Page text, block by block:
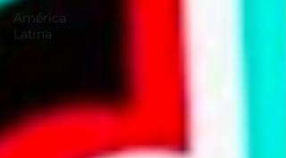
América
Latina